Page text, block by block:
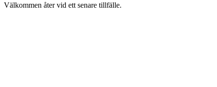
Välkommen åter vid ett senare tillfälle.